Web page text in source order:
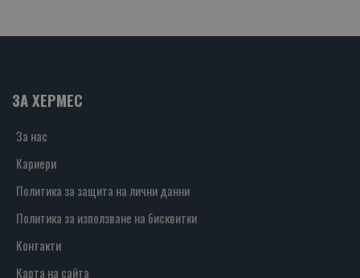
ЗА ХЕРМЕС
За нас
Кариери
Политика за защита на лични данни
Политика за използване на бисквитки
Контакти
Карта на сайта